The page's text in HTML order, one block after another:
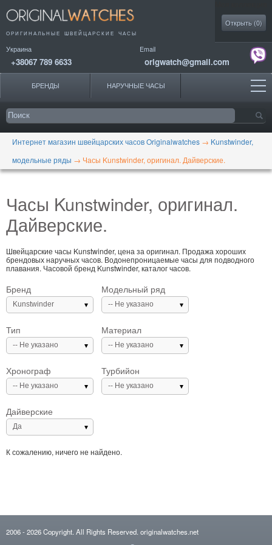
ОРИГИНАЛЬНЫЕ ШВЕЙЦАРСКИЕ ЧАСЫ
Украина
+38067 789 6633
Email
origwatch@gmail.com
Открыть (0)
БРЕНДЫ НАРУЧНЫЕ ЧАСЫ
Интернет магазин швейцарских часов Originalwatches → Kunstwinder,
модельные ряды → Часы Kunstwinder, оригинал. Дайверские.
Часы Kunstwinder, оригинал.
Дайверские.
Швейцарские часы Kunstwinder, цена за оригинал. Продажа хороших
брендовых наручных часов. Водонепроницаемые часы для подводного
плавания. Часовой бренд Kunstwinder, каталог часов.
Бренд
Kunstwinder
Модельный ряд
-- Не указано
Тип
-- Не указано
Материал
-- Не указано
Хронограф
-- Не указано
Турбийон
-- Не указано
Дайверские
Да
К сожалению, ничего не найдено.
2006- 2026Copyright. All Rights Reserved. originalwatches.net